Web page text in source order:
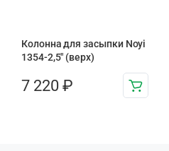
Колонна для засыпки Noyi
1354-2,5″ (верх)
7 220 ₽